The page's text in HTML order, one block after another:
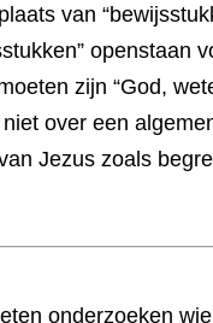
van
openstaan
zijn “God,
over een
Jezus zoals
onderzoeken